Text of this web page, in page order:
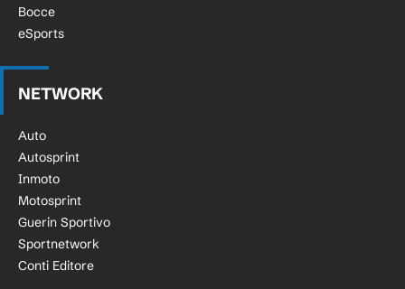
Bocce
eSports
NETWORK
Auto
Autosprint
Inmoto
Motosprint
Guerin Sportivo
Sportnetwork
Conti Editore